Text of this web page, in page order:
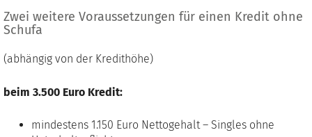
Zwei weitere Voraussetzungen für einen Kredit ohne
Schufa
(abhängig von der Kredithöhe)
beim 3.500 Euro Kredit:
mindestens 1.150 Euro Nettogehalt – Singles ohne